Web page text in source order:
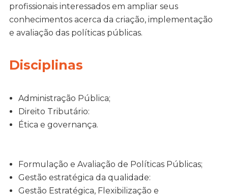
profissionais interessados em ampliar seus
conhecimentos acerca da criação, implementação
e avaliação das políticas públicas.
Disciplinas
Administração Pública;
Direito Tributário:
Ética e governança.
Formulação e Avaliação de Políticas Públicas;
Gestão estratégica da qualidade:
Gestão Estratégica, Flexibilização e